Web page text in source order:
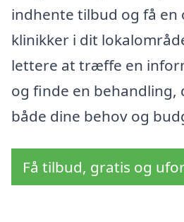
indhente tilbud og få en
klinikker i dit
lettere at træffe en
og finde en behandling,
både dine behov og
Få tilbud, gratis og